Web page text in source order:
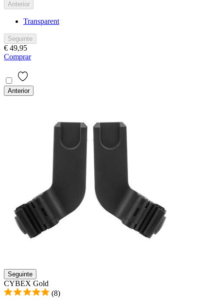
Anterior
Transparent
Seguinte
€ 49,95
Comprar
Anterior
Seguinte
CYBEX Gold
(8)